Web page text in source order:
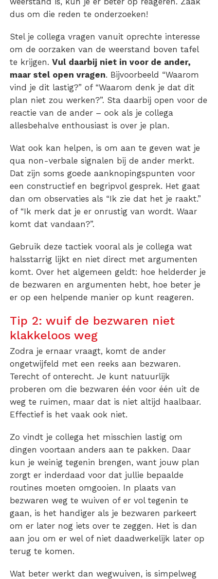
dus om die reden te onderzoeken!
Stel je collega vragen vanuit oprechte interesse
om de oorzaken van de weerstand boven tafel
te krijgen. Vul daarbij niet in voor de ander,
maar stel open vragen. Bijvoorbeeld “Waarom
vind je dit lastig?” of “Waarom denk je dat dit
plan niet zou werken?”. Sta daarbij open voor de
reactie van de ander – ook als je collega
allesbehalve enthousiast is over je plan.
Wat ook kan helpen, is om aan te geven wat je
qua non-verbale signalen bij de ander merkt.
Dat zijn soms goede aanknopingspunten voor
een constructief en begripvol gesprek. Het gaat
dan om observaties als “Ik zie dat het je raakt.”
of “Ik merk dat je er onrustig van wordt. Waar
komt dat vandaan?”.
Gebruik deze tactiek vooral als je collega wat
halsstarrig lijkt en niet direct met argumenten
komt. Over het algemeen geldt: hoe helderder je
de bezwaren en argumenten hebt, hoe beter je
er op een helpende manier op kunt reageren.
Tip 2: wuif de bezwaren niet
klakkeloos weg
Zodra je ernaar vraagt, komt de ander
ongetwijfeld met een reeks aan bezwaren.
Terecht of onterecht. Je kunt natuurlijk
proberen om die bezwaren één voor één uit de
weg te ruimen, maar dat is niet altijd haalbaar.
Effectief is het vaak ook niet.
Zo vindt je collega het misschien lastig om
dingen voortaan anders aan te pakken. Daar
kun je weinig tegenin brengen, want jouw plan
zorgt er inderdaad voor dat jullie bepaalde
routines moeten omgooien. In plaats van
bezwaren weg te wuiven of er vol tegenin te
gaan, is het handiger als je bezwaren parkeert
om er later nog iets over te zeggen. Het is dan
aan jou om er wel of niet daadwerkelijk later op
terug te komen.
Wat beter werkt dan wegwuiven, is simpelweg